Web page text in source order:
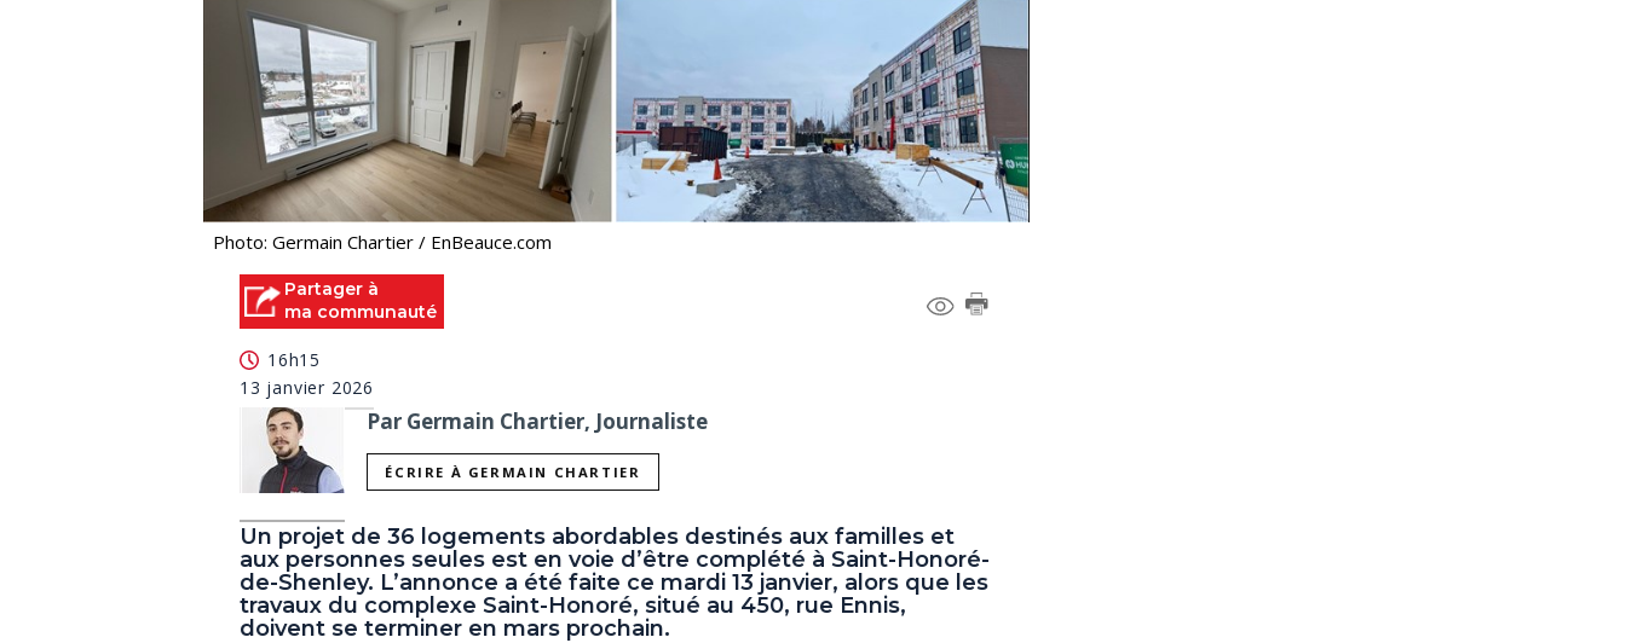
Photo: Germain Chartier / EnBeauce.com
Partager à
ma communauté
16h15
13 janvier 2026
Par Germain Chartier, Journaliste
ÉCRIRE À GERMAIN CHARTIER
Un projet de 36 logements abordables destinés aux familles et
aux personnes seules est en voie d’être complété à Saint-Honoré-
de-Shenley. L’annonce a été faite ce mardi 13 janvier, alors que les
travaux du complexe Saint-Honoré, situé au 450, rue Ennis,
doivent se terminer en mars prochain.